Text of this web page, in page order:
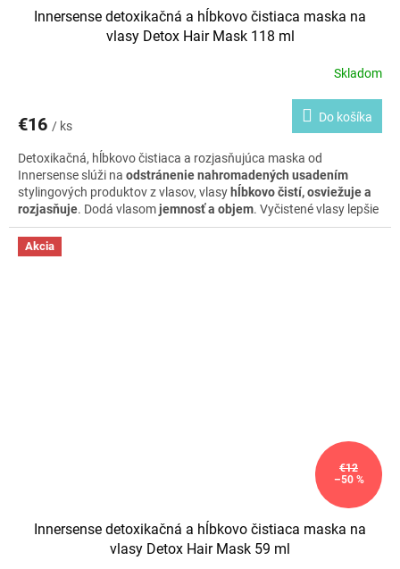
Innersense detoxikačná a hĺbkovo čistiaca maska na
vlasy Detox Hair Mask 118 ml
Skladom
€16 / ks
Do košíka
Detoxikačná, hĺbkovo čistiaca a rozjasňujúca maska od
Innersense slúži na odstránenie nahromadených usadením
stylingových produktov z vlasov, vlasy hĺbkovo čistí, osviežuje a
rozjasňuje. Dodá vlasomjemnosť a objem. Vyčistené vlasy lepšie
dokážu absorbovať výživné látky dodávané v ostatných
produktoch. Vhodná pre všetky typy vlasov. Nádherná netypická
kombinácia
Akcia
€12
–50 %
Innersense detoxikačná a hĺbkovo čistiaca maska na
vlasy Detox Hair Mask 59 ml